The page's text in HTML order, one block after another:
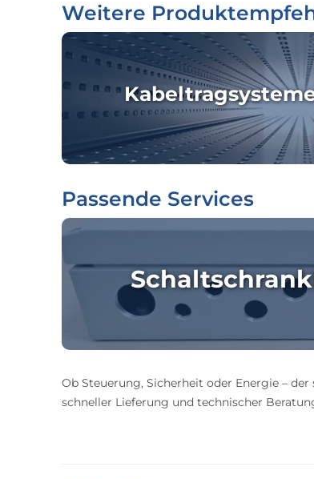
Weitere
Passende Services
Ob Steuerung, Sicherheit oder Energie –
schneller Lieferung und technischer